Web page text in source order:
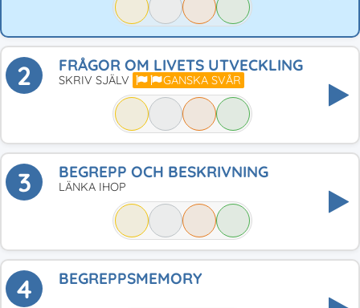
2 FRÅGOR OM LIVETS UTVECKLING
SKRIV SJÄLV GANSKA SVÅR
3 BEGREPP OCH BESKRIVNING
LÄNKA IHOP
4 BEGREPPSMEMORY